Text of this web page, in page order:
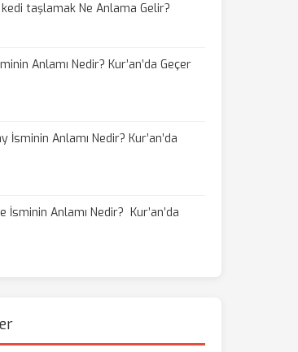
taşlamak Ne Anlama Gelir?
Anlamı Nedir? Kur’an’da Geçer
İsminin Anlamı Nedir? Kur’an’da
İsminin Anlamı Nedir? Kur’an’da